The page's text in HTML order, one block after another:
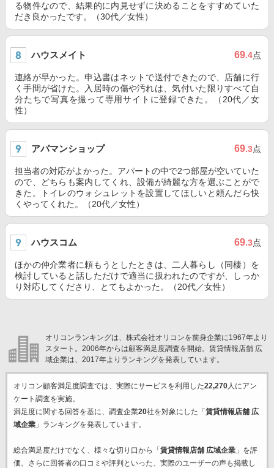
る物件なので、結果的に内見せずに決めることをすすめていた
だき良かったです。（30代／女性）
ハウスメイト 69.4点
連絡が早かった。申込書はネットで送付できたので、店舗に行
く手間が省けた。入居時の傷や汚れは、気付いた限りすべて自
分たちで写真を撮って専用サイトに登録できた。（20代／女
性）
アパマンショップ 69.3点
担当者の対応がよかった。アパートの中で2つ部屋が空いていた
ので、どちらも案内してくれ、設備が綺麗な方を選ぶことがで
きた。トイレのウォシュレットを設置してほしいと頼んだら快
くやってくれた。（20代／女性）
ハウスコム 69.3点
ほかの仲介業者に頼もうとしたときは、二人暮らし（同棲）を
検討していると話しただけで適当に扱われたのですが、しっか
り対応してくださり、とてもよかった。（20代／女性）
オリコンランキングは、株式会社オリコンを前身企業に1967年より
スタート。2006年からは顧客満足度調査を開始。賃貸情報店舗 広
域企業は、2017年よりランキングを発表しています。
オリコン顧客満足度調査では、実際にサービスを利用した22,270人にアン
ケート調査を実施。
満足度に関する回答を基に、調査企業20社を対象にした「 賃貸情報店舗 広
域企業」ランキングを発表しています。
総合満足度だけでなく、様々な切り口から「 賃貸情報店舗 広域企業」を評
価。さらに回答者の口コミや評判といった、実際のユーザーの声も掲載し